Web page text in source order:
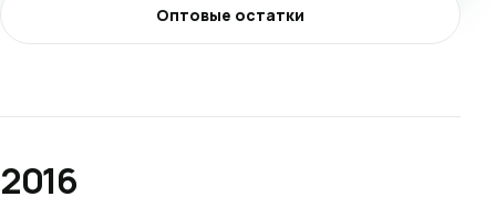
Оптовые остатки
2016